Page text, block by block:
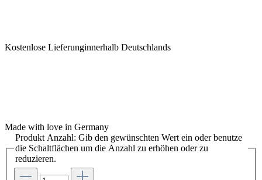
Kostenlose Lieferunginnerhalb Deutschlands
Made with love in Germany
Produkt Anzahl: Gib den gewünschten Wert ein oder benutze
die Schaltflächen um die Anzahl zu erhöhen oder zu
reduzieren.